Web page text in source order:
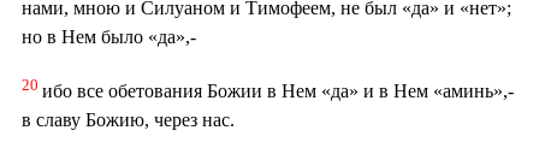
нами, мною и Силуаном и Тимофеем, не был «да» и «нет»;
но в Нем было «да»,-
20 ибо все обетования Божии в Нем «да» и в Нем «аминь»,-
в славу Божию, через нас.